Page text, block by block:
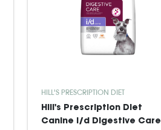
HILL'S PRESCRIPTION DIET
Hill's Prescription Diet
Canine i/d Digestive Care